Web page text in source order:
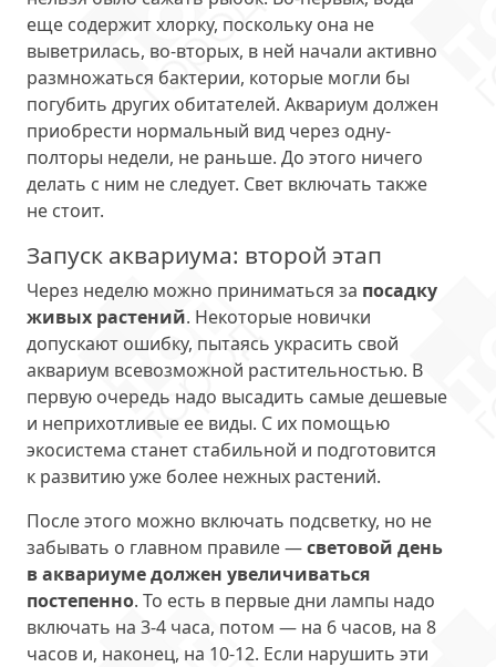
еще содержит хлорку, поскольку она не
выветрилась, во-вторых, в ней начали активно
размножаться бактерии, которые могли бы
погубить других обитателей. Аквариум должен
приобрести нормальный вид через одну-
полторы недели, не раньше. До этого ничего
делать с ним не следует. Свет включать также
не стоит.
Запуск аквариума: второй этап
Через неделю можно приниматься за посадку
живых растений. Некоторые новички
допускают ошибку, пытаясь украсить свой
аквариум всевозможной растительностью. В
первую очередь надо высадить самые дешевые
и неприхотливые ее виды. С их помощью
экосистема станет стабильной и подготовится
к развитию уже более нежных растений.
После этого можно включать подсветку, но не
забывать о главном правиле —световой день
в аквариуме должен увеличиваться
постепенно. То есть в первые дни лампы надо
включать на 3-4 часа, потом — на 6 часов, на 8
часов и, наконец, на 10-12. Если нарушить эти